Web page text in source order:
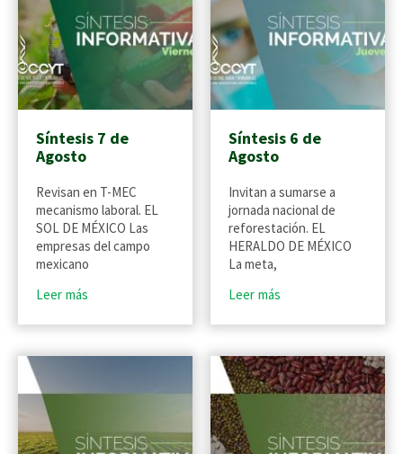
Síntesis 7 de
Agosto
Revisan en T-MEC
mecanismo laboral. EL
SOL DE MÉXICO Las
empresas del campo
mexicano
Leer más
Síntesis 6 de
Agosto
Invitan a sumarse a
jornada nacional de
reforestación. EL
HERALDO DE MÉXICO
La meta,
Leer más